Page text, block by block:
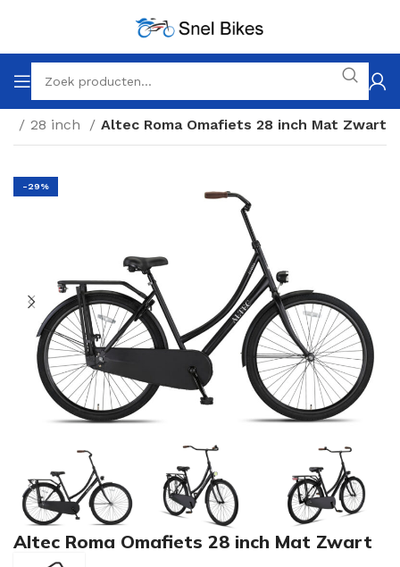
28 inch Altec Roma Omafiets 28 inch Mat Zwart
-29%
Altec Roma Omafiets 28 inch Mat Zwart